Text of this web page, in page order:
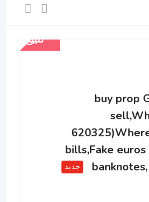
للبيع
buy prop
bills,Fake
جديد